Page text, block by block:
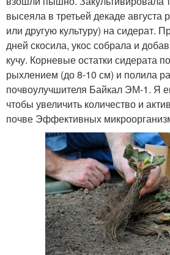
высеяла в третьей декаде августа
или другую культуру) на сидерат.
дней скосила, укос собрала и
кучу. Корневые остатки сидерата
рыхлением (до 8-10 см) и полила
почвоулучшителя Байкал ЭМ-1. Я
чтобы увеличить количество и
почве Эффективных